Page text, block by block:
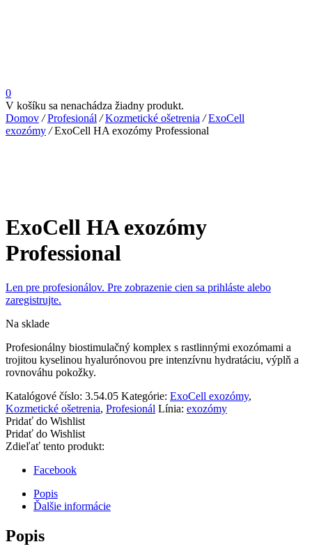
0
V košíku sa nenachádza žiadny produkt.
Domov /Profesionál /Kozmetické ošetrenia /ExoCell
exozómy /ExoCell HA exozómy Professional
ExoCell HA exozómy
Professional
Len pre profesionálov. Pre zobrazenie cien sa prihláste alebo
zaregistrujte.
Na sklade
Profesionálny biostimulačný komplex s rastlinnými exozómami a
trojitou kyselinou hyalurónovou pre intenzívnu hydratáciu, výplň a
rovnováhu pokožky.
Katalógové číslo: 3.54.05 Kategórie: ExoCell exozómy,
Kozmetické ošetrenia, Profesionál Línia: exozómy
Pridať do Wishlist
Pridať do Wishlist
Zdieľať tento produkt:
Facebook
Popis
Ďalšie informácie
Popis